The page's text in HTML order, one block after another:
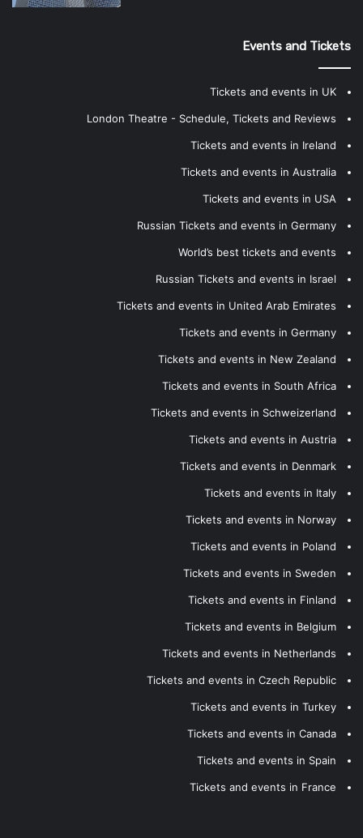
Events and Tickets
Tickets and events in UK
London Theatre - Schedule, Tickets and Reviews
Tickets and events in Ireland
Tickets and events in Australia
Tickets and events in USA
Russian Tickets and events in Germany
World’s best tickets and events
Russian Tickets and events in Israel
Tickets and events in United Arab Emirates
Tickets and events in Germany
Tickets and events in New Zealand
Tickets and events in South Africa
Tickets and events in Schweizerland
Tickets and events in Austria
Tickets and events in Denmark
Tickets and events in Italy
Tickets and events in Norway
Tickets and events in Poland
Tickets and events in Sweden
Tickets and events in Finland
Tickets and events in Belgium
Tickets and events in Netherlands
Tickets and events in Czech Republic
Tickets and events in Turkey
Tickets and events in Canada
Tickets and events in Spain
Tickets and events in France